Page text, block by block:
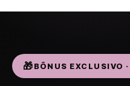
BÔNUS EXCLUSIVO